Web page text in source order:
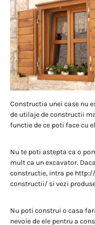
Constructia unei case nu
de utilaje de constructii
functie de ce poti face cu
Nu te poti astepta ca o
mult ca un excavator.
constructie, intra pe
constructii/ si vezi
Nu poti construi o casa
nevoie de ele pentru a